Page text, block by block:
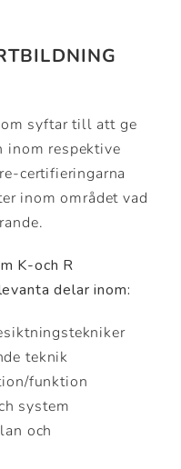
syftar till att ge
inom respektive
certifieringarna
inom området vad
K-och R
delar inom:
teknik
funktion
system
och